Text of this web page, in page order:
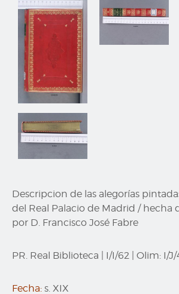
Descripcion de las alegorías
del Real Palacio de Madrid / hecha
por D. Francisco José Fabre
PR. Real Biblioteca I/I/62 Olim: I/J/
Fecha: s. XIX